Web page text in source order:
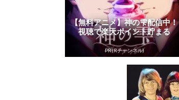
【無料アニメ】神の雫配信中！
視聴で楽天ポイント貯まる
PR(Rチャンネル)